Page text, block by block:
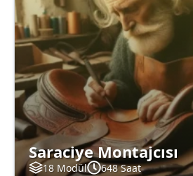
Saraciye Montajcısı
18 Modül 648 Saat